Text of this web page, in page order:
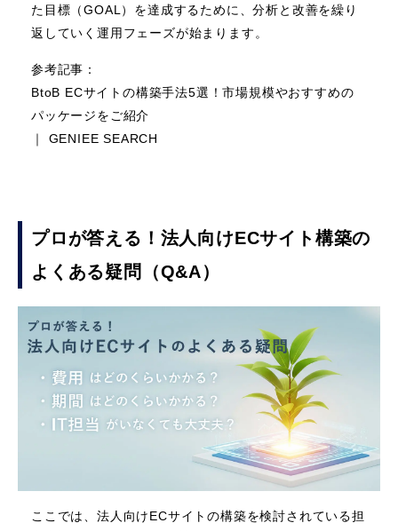
た目標（GOAL）を達成するために、分析と改善を繰り
返していく運用フェーズが始まります。
参考記事：
BtoB ECサイトの構築手法5選！市場規模やおすすめの
パッケージをご紹介
｜ GENIEE SEARCH
プロが答える！法人向けECサイト構築の
よくある疑問（Q&A）
ここでは、法人向けECサイトの構築を検討されている担